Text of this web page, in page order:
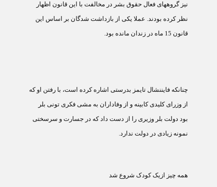
نيز گروههای فعال حقوق بشر در مخالفت با اين قانون اظهار
نظر کرده بودند. عملا يکی از بازداشت شدگان بر اساس اين
قانون 15 ماه در زندان مانده بود.
چنانکه فايننشال تايمز بدرستی اشاره کرده است، با رفتن او که
از وزرای کليدی کابينه و از وفاداران به مشی فکری تونی بلر
بود دولت بلر وزيری را از دست داد که در جسارت و سرسختی
نمونه زيادی در دولت ندارد.
همه چيز ازيک کودک شروع شد